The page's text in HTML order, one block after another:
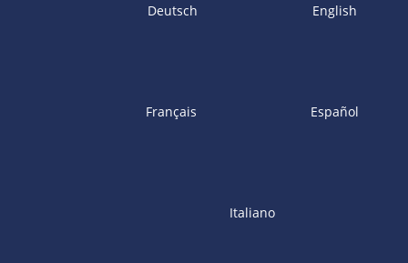
Deutsch English
Français Español
Italiano